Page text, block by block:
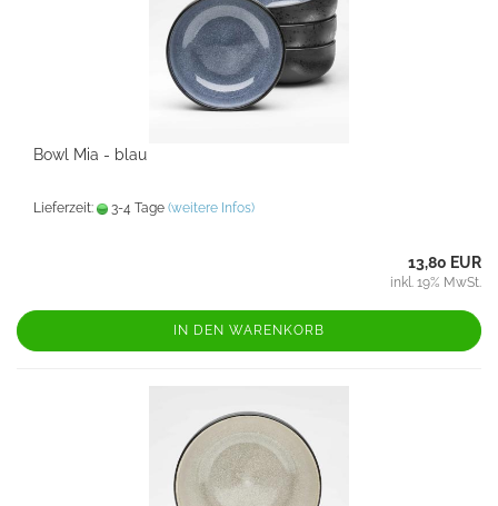
Bowl Mia - blau
Lieferzeit: 3-4 Tage (weitere Infos)
13,80 EUR
inkl. 19% MwSt.
IN DEN WARENKORB